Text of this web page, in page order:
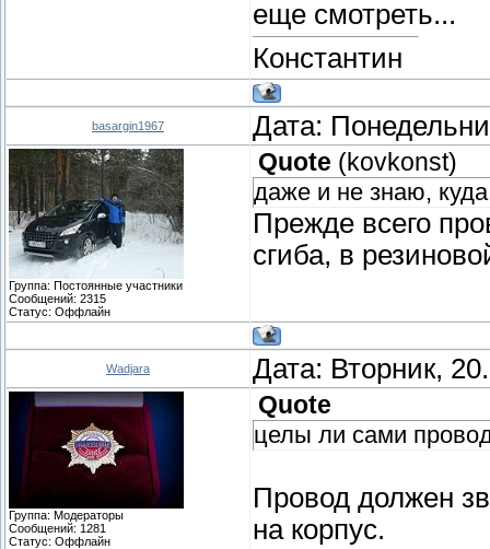
еще смотреть...
Константин
basargin1967 Дата:
Группа: Постоянные участники
Сообщений: 2315
Статус: Оффлайн
Quote (kovkonst)
даже и не знаю,
Прежде всего
сгиба, в
Wadjara Дата: Вторник,
Группа: Модераторы
Сообщений: 1281
Статус: Оффлайн
Quote
целы ли сами
Провод должен
на корпус.